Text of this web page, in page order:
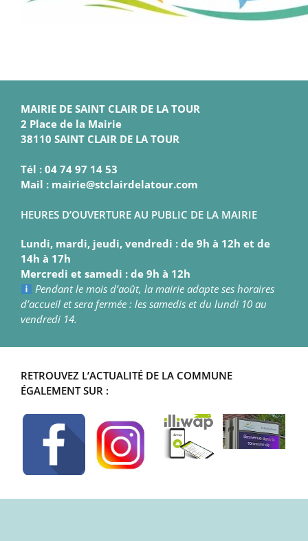
MAIRIE DE SAINT CLAIR DE LA TOUR
2 Place de la Mairie
38110 SAINT CLAIR DE LA TOUR
Tél : 04 74 97 14 53
Mail : mairie@stclairdelatour.com
HEURES D’OUVERTURE AU PUBLIC DE LA MAIRIE
Lundi, mardi, jeudi, vendredi : de 9h à 12h et de
14h à 17h
Mercredi et samedi : de 9h à 12h
Pendant le mois d’août, la mairie adapte ses horaires
d’accueil et sera fermée : les samedis et du lundi 10 au
vendredi 14.
RETROUVEZ L’ACTUALITÉ DE LA COMMUNE
ÉGALEMENT SUR :